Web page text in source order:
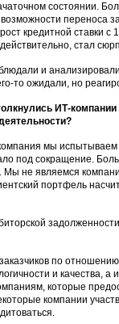
состоянии.
переноса
кредитной ставки с
стал
и
то ожидали, но
ИТ-
мы
под сокращение.
не являемся
портфель
по
и качества, а
которые
компании